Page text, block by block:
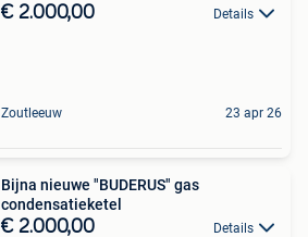
€ 2.000,00 Details
Zoutleeuw 23 apr 26
Bijna nieuwe "BUDERUS" gas
condensatieketel
€ 2.000,00 Details